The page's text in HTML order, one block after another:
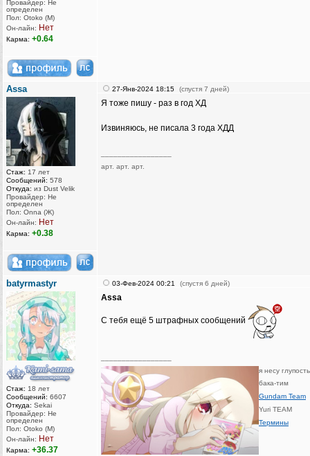
Провайдер: Не
определен
Пол: Otoko (M)
Он-лайн: Нет
Карма: +0.64
Assa
Стаж: 17 лет
Сообщений: 578
Откуда: из Dust Velik
Провайдер: Не
определен
Пол: Onna (Ж)
Он-лайн: Нет
Карма: +0.38
27-Янв-2024 18:15 (спустя 7 дней)
Я тоже пишу - раз в год ХД
Извиняюсь, не писала 3 года ХДД
арт. арт. арт.
batyrmastyr
Стаж: 18 лет
Сообщений: 6607
Откуда: Sekai
Провайдер: Не
определен
Пол: Otoko (M)
Он-лайн: Нет
Карма: +36.37
03-Фев-2024 00:21 (спустя 6 дней)
Assa
С тебя ещё 5 штрафных сообщений
я несу
бака-тим
Gundam Team
Yuri TEAM
Термины